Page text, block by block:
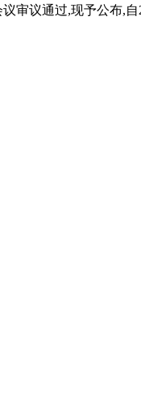
审议通过,现予公布,自